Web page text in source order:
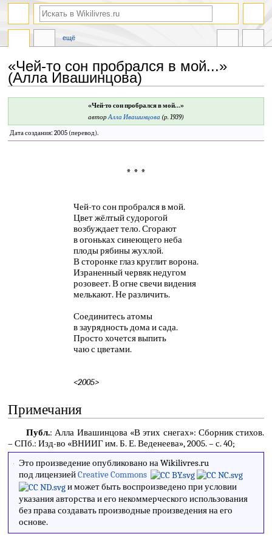
«Чей-то сон пробрался в мой...»
(Алла Ивашинцова)
навигации
поиску
«Чей-то сон пробрался в мой...»
авторАлла Ивашинцова (р. 1939)
Дата создания: 2005 (перевод).
* * *
Чей-то сон пробрался в мой.
Цвет жёлтый судорогой
возбуждает тело. Сгорают
в огоньках синеющего неба
плоды рябины жухлой.
В сторонке глаз круглит ворона.
Израненный червяк недугом
розовеет. В огне свечи видения
мелькают. Не различить.
Соединитесь атомы
в заурядность дома и сада.
Просто хочется выпить
чаю с цветами.
<2005>
Примечания
Публ.: Алла Ивашинцова «В этих снегах»: Сборник стихов.
– СПб.: Изд-во «ВНИИГ им. Б. Е. Веденеева», 2005. – с. 40;
Это произведение опубликовано на Wikilivres.ru
под лицензиейCreative Commons
и может быть воспроизведено при условии
указания авторства и его некоммерческого использования
без права создавать производные произведения на его
основе.
ещё